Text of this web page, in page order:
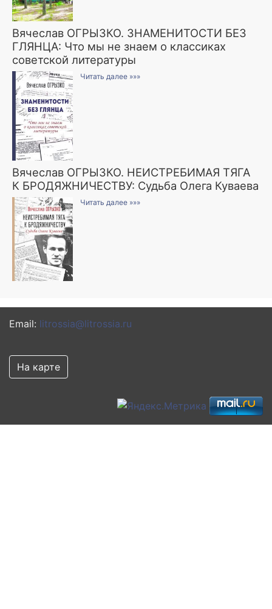
Вячеслав ОГРЫЗКО. ЗНАМЕНИТОСТИ БЕЗ
ГЛЯНЦА: Что мы не знаем о классиках
советской литературы
Читать далее »»»
Вячеслав ОГРЫЗКО. НЕИСТРЕБИМАЯ ТЯГА
К БРОДЯЖНИЧЕСТВУ: Судьба Олега Куваева
Читать далее »»»
Email: litrossia@litrossia.ru
На карте